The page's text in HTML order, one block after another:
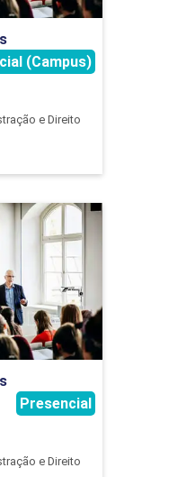
(Campus)
e Direito
Presencial
e Direito
Contábeis
do curso